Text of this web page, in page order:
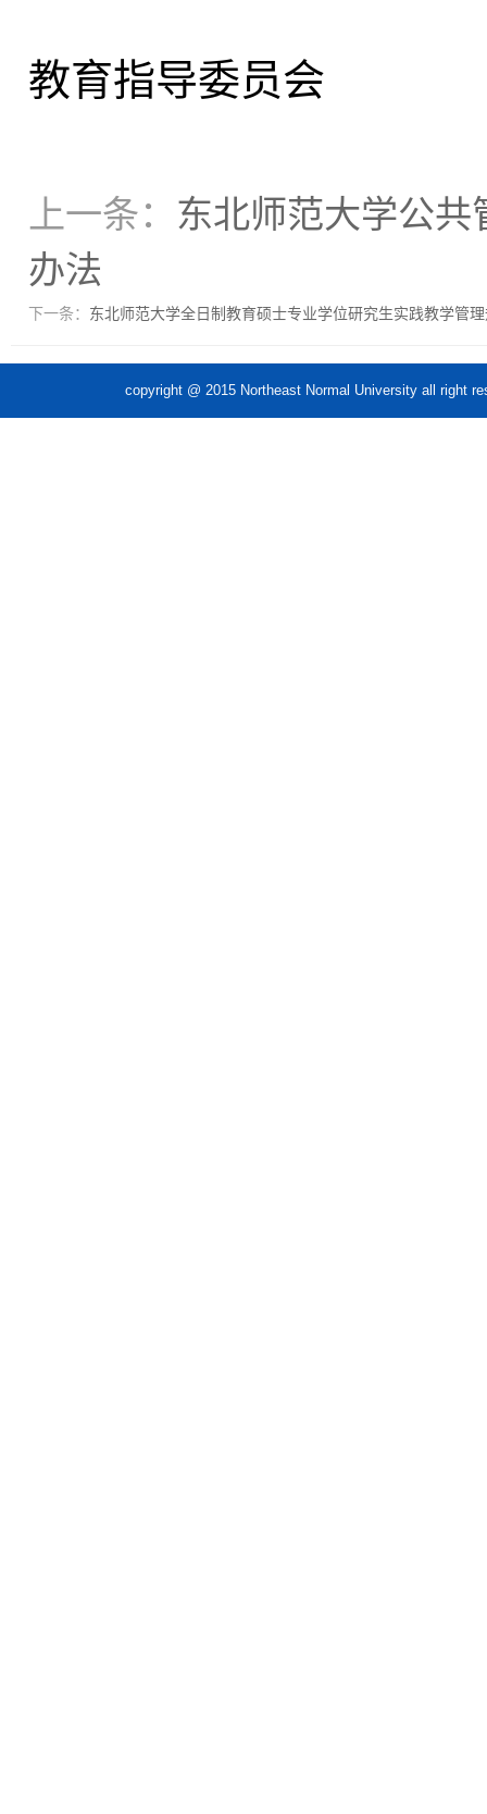
教育指导委员会
上一条： 东北师范大学公
办法
下一条： 东北师范大学全日制教育硕士专业学位研究生实践教学管
copyright @ 2015 Northeast Normal University all